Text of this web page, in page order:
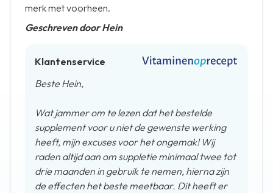
merk met voorheen.
Geschreven door Hein
Klantenservice
Beste Hein,
Wat jammer om te lezen dat het bestelde
supplement voor u niet de gewenste werking
heeft, mijn excuses voor het ongemak! Wij
raden altijd aan om suppletie minimaal twee tot
drie maanden in gebruik te nemen, hierna zijn
de effecten het beste meetbaar. Dit heeft er